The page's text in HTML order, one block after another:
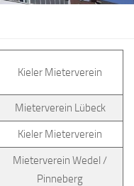
Kieler Mieterverein
Mieterverein Lübeck
Kieler Mieterverein
Mieterverein Wedel /
Pinneberg